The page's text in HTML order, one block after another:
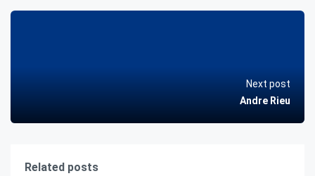
Next post
Andre Rieu
Related posts